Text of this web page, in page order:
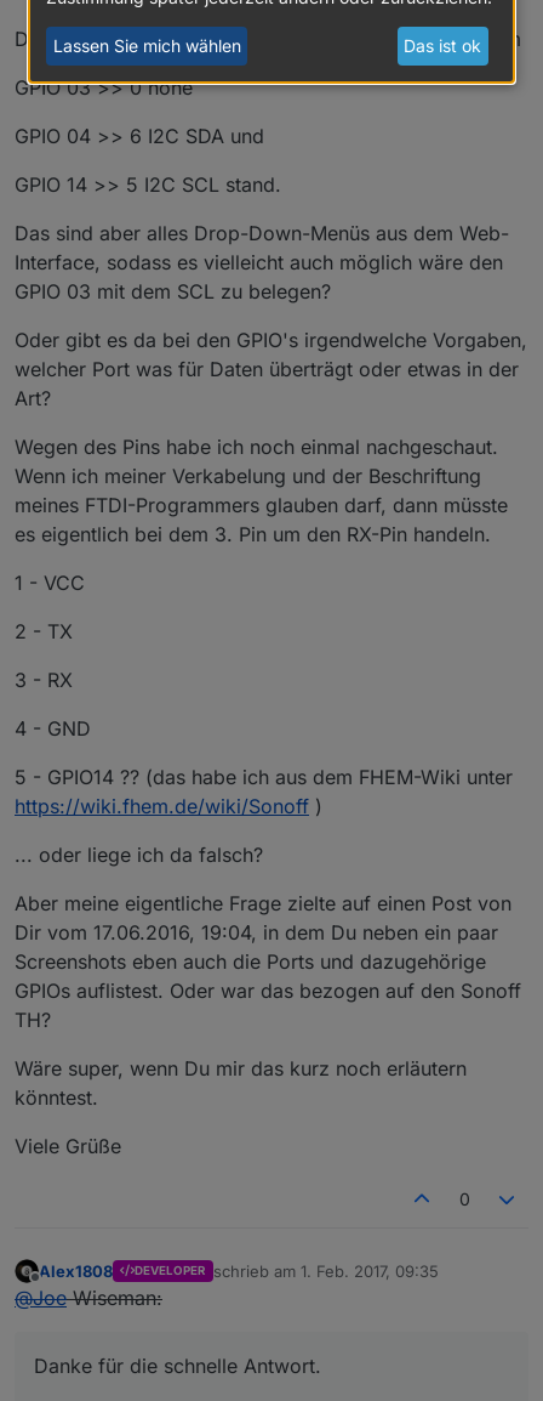
Dabei habe ich einen Screenshot gesehen, in dem beim
GPIO 03 >> 0 none
GPIO 04 >> 6 I2C SDA und
GPIO 14 >> 5 I2C SCL stand.
Das sind aber alles Drop-Down-Menüs aus dem Web-
Interface, sodass es vielleicht auch möglich wäre den
GPIO 03 mit dem SCL zu belegen?
Oder gibt es da bei den GPIO's irgendwelche Vorgaben,
welcher Port was für Daten überträgt oder etwas in der
Art?
Wegen des Pins habe ich noch einmal nachgeschaut.
Wenn ich meiner Verkabelung und der Beschriftung
meines FTDI-Programmers glauben darf, dann müsste
es eigentlich bei dem 3. Pin um den RX-Pin handeln.
1 - VCC
2 - TX
3 - RX
4 - GND
5 - GPIO14 ?? (das habe ich aus dem FHEM-Wiki unter
https://wiki.fhem.de/wiki/Sonoff )
... oder liege ich da falsch?
Aber meine eigentliche Frage zielte auf einen Post von
Dir vom 17.06.2016, 19:04, in dem Du neben ein paar
Screenshots eben auch die Ports und dazugehörige
GPIOs auflistest. Oder war das bezogen auf den Sonoff
TH?
Wäre super, wenn Du mir das kurz noch erläutern
könntest.
Viele Grüße
0
Offline
Alex1808 DEVELOPER schrieb am 1. Feb. 2017, 09:35
zuletzt editiert von2. Jan. 2017, 17:01
@JoeWiseman:
Danke für die schnelle Antwort.
Lassen Sie mich wählen Das ist ok